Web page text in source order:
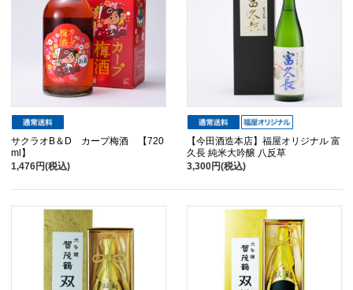
サクラオB＆D カープ梅酒 【720
ml】
1,476円(税込)
【今田酒造本店】福屋オリジナル 富
久長 純米大吟醸 八反草
3,300円(税込)